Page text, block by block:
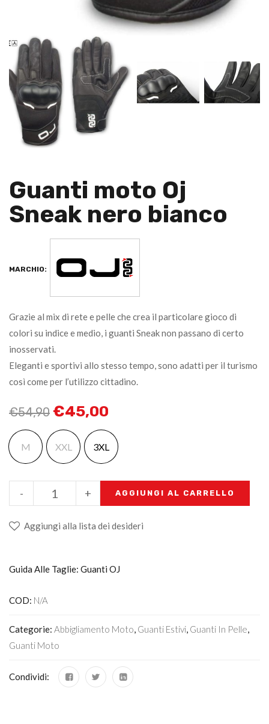
Guanti moto Oj
Sneak nero bianco
MARCHIO:
Grazie al mix di rete e pelle che crea il particolare gioco di
colori su indice e medio, i guanti Sneak non passano di certo
inosservati.
Eleganti e sportivi allo stesso tempo, sono adatti per il turismo
così come per l’utilizzo cittadino.
€54,90 €45,00
M XXL 3XL
+
- AGGIUNGI AL CARRELLO
Aggiungi alla lista dei desideri
Guida Alle Taglie: Guanti OJ
COD: N/A
Categorie: Abbigliamento Moto, Guanti Estivi, Guanti In Pelle,
Guanti Moto
Condividi: